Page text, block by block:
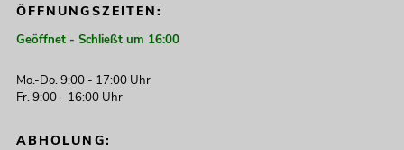
ÖFFNUNGSZEITEN:
Geöffnet - Schließt um 16:00
Mo.-Do. 9:00 - 17:00 Uhr
Fr. 9:00 - 16:00 Uhr
ABHOLUNG: